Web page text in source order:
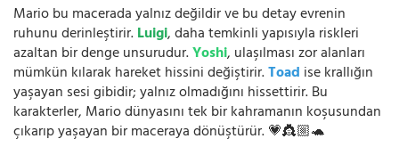
Mario bu macerada yalnız değildir ve bu detay evrenin
ruhunu derinleştirir.Luigi, daha temkinli yapısıyla riskleri
azaltan bir denge unsurudur.Yoshi, ulaşılması zor alanları
mümkün kılarak hareket hissini değiştirir.Toad ise krallığın
yaşayan sesi gibidir; yalnız olmadığını hissettirir. Bu
karakterler, Mario dünyasını tek bir kahramanın koşusundan
çıkarıp yaşayan bir maceraya dönüştürür. 💗👸🏼🐢